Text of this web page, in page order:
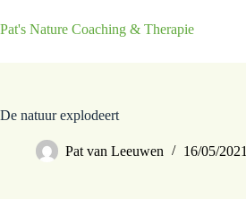
Pat's Nature Coaching & Therapie
De natuur explodeert
Pat van Leeuwen 16/05/2021